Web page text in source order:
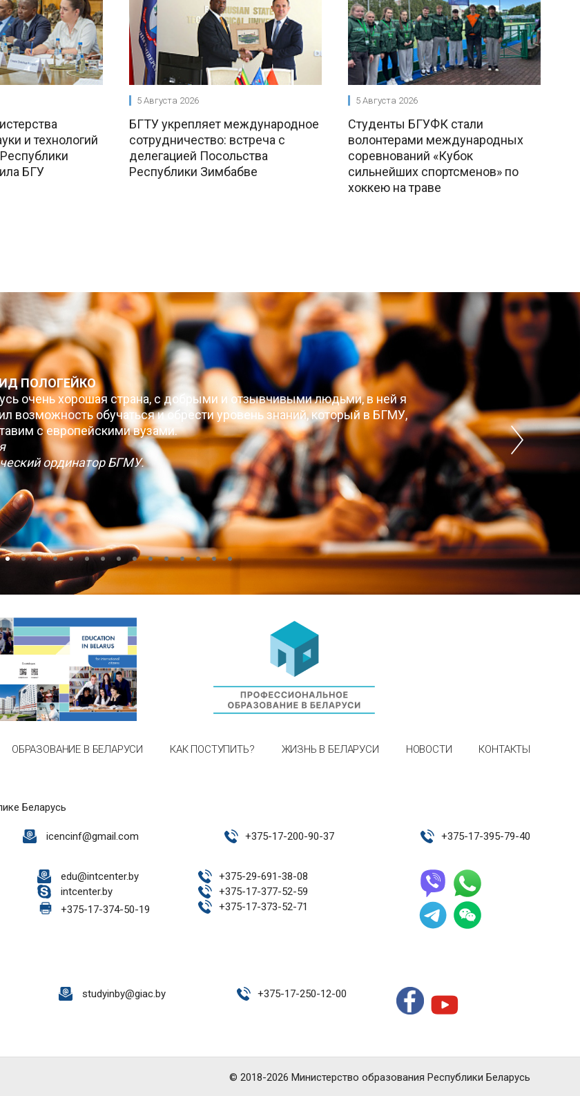
и технологий
БГУ
5 Августа 2026
БГТУ укрепляет международное
сотрудничество: встреча с
делегацией Посольства
Республики Зимбабве
5 Августа 2026
Студенты БГУФК стали
волонтерами международных
соревнований «Кубок
сильнейших спортсменов» по
хоккею на траве
ПОЛОГЕЙКО
очень хорошая страна, с добрыми и отзывчивыми людьми, в ней я
возможность обучаться и обрести уровень знаний, который в БГМУ,
с европейскими вузами.
ординатор БГМУ.
ОБРАЗОВАНИЕ В БЕЛАРУСИ КАК ПОСТУПИТЬ? ЖИЗНЬ В БЕЛАРУСИ НОВОСТИ КОНТАКТЫ
Беларусь
icencinf@gmail.com +375-17-200-90-37 +375-17-395-79-40
edu@intcenter.by
intcenter.by
+375-17-374-50-19
+375-29-691-38-08
+375-17-377-52-59
+375-17-373-52-71
studyinby@giac.by +375-17-250-12-00
© 2018-2026 Министерство образования Республики Беларусь